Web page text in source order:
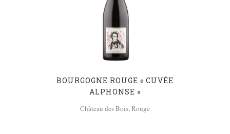
BOURGOGNE ROUGE « CUVÉE
ALPHONSE »
Château des Bois, Rouge